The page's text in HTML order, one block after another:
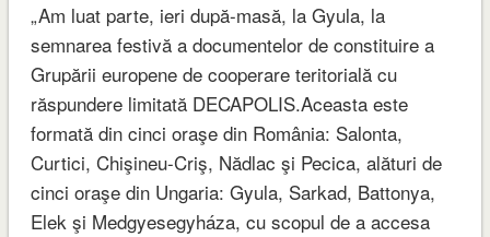
„Am luat parte, ieri după-masă, la Gyula, la
semnarea festivă a documentelor de constituire a
Grupării europene de cooperare teritorială cu
răspundere limitată DECAPOLIS.Aceasta este
formată din cinci oraşe din România: Salonta,
Curtici, Chişineu-Criş, Nădlac şi Pecica, alături de
cinci oraşe din Ungaria: Gyula, Sarkad, Battonya,
Elek şi Medgyesegyháza, cu scopul de a accesa